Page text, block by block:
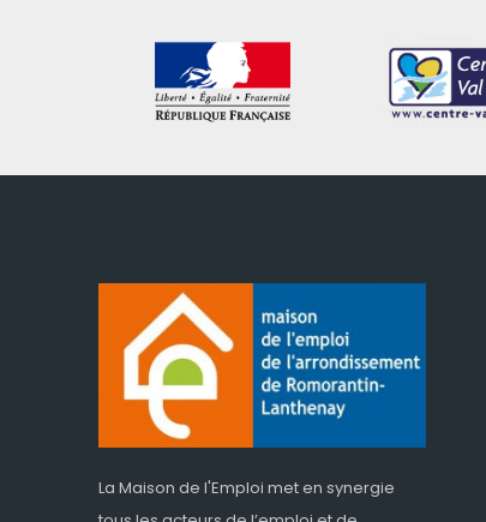
La Maison de l'Emploi met en synergie